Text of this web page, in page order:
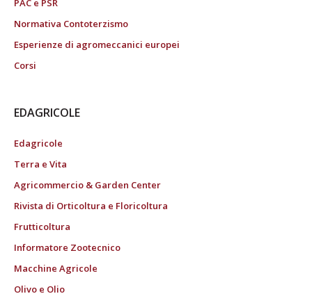
PAC e PSR
Normativa Contoterzismo
Esperienze di agromeccanici europei
Corsi
EDAGRICOLE
Edagricole
Terra e Vita
Agricommercio & Garden Center
Rivista di Orticoltura e Floricoltura
Frutticoltura
Informatore Zootecnico
Macchine Agricole
Olivo e Olio